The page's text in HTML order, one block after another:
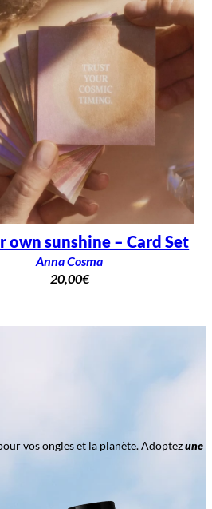
own sunshine – Card Set
Anna Cosma
20,00€
vos ongles et la planète. Adoptezune